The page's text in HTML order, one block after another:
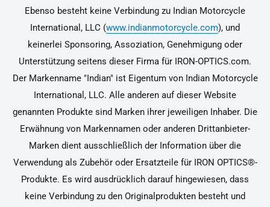
Ebenso besteht keine Verbindung zu Indian Motorcycle
International, LLC (www.indianmotorcycle.com), und
keinerlei Sponsoring, Assoziation, Genehmigung oder
Unterstützung seitens dieser Firma für IRON-OPTICS.com.
Der Markenname "Indian" ist Eigentum von Indian Motorcycle
International, LLC. Alle anderen auf dieser Website
genannten Produkte sind Marken ihrer jeweiligen Inhaber. Die
Erwähnung von Markennamen oder anderen Drittanbieter-
Marken dient ausschließlich der Information über die
Verwendung als Zubehör oder Ersatzteile für IRON OPTICS®-
Produkte. Es wird ausdrücklich darauf hingewiesen, dass
keine Verbindung zu den Originalprodukten besteht und